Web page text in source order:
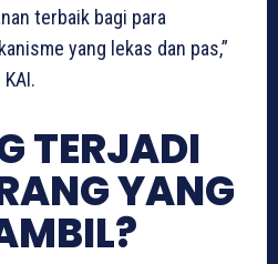
terbaik bagi para
yang lekas dan pas,”
TERJADI
YANG